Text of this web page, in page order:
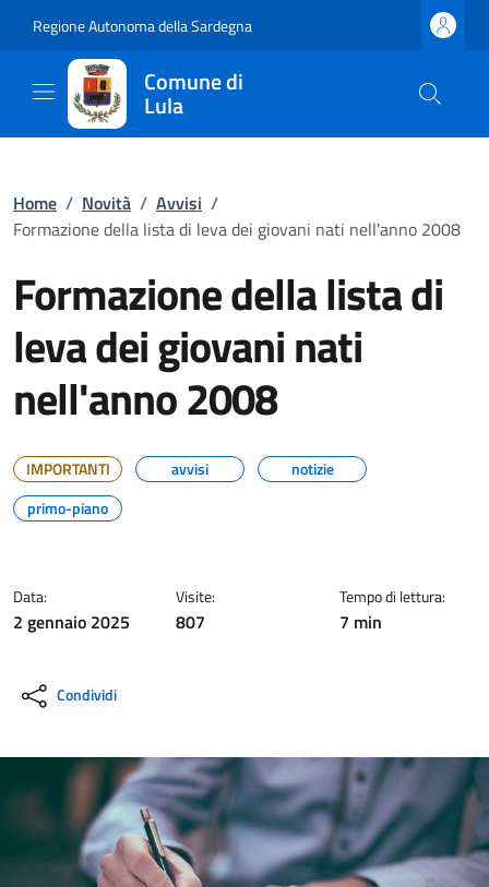
Regione Autonoma della Sardegna
Comune di
Lula
Home / Novità / Avvisi /
Formazione della lista di leva dei giovani nati nell'anno 2008
Formazione della lista di
leva dei giovani nati
nell'anno 2008
IMPORTANTI avvisi
notizie
primo-piano
Data:
2 gennaio 2025
Visite:
807
Tempo di lettura:
7 min
Condividi